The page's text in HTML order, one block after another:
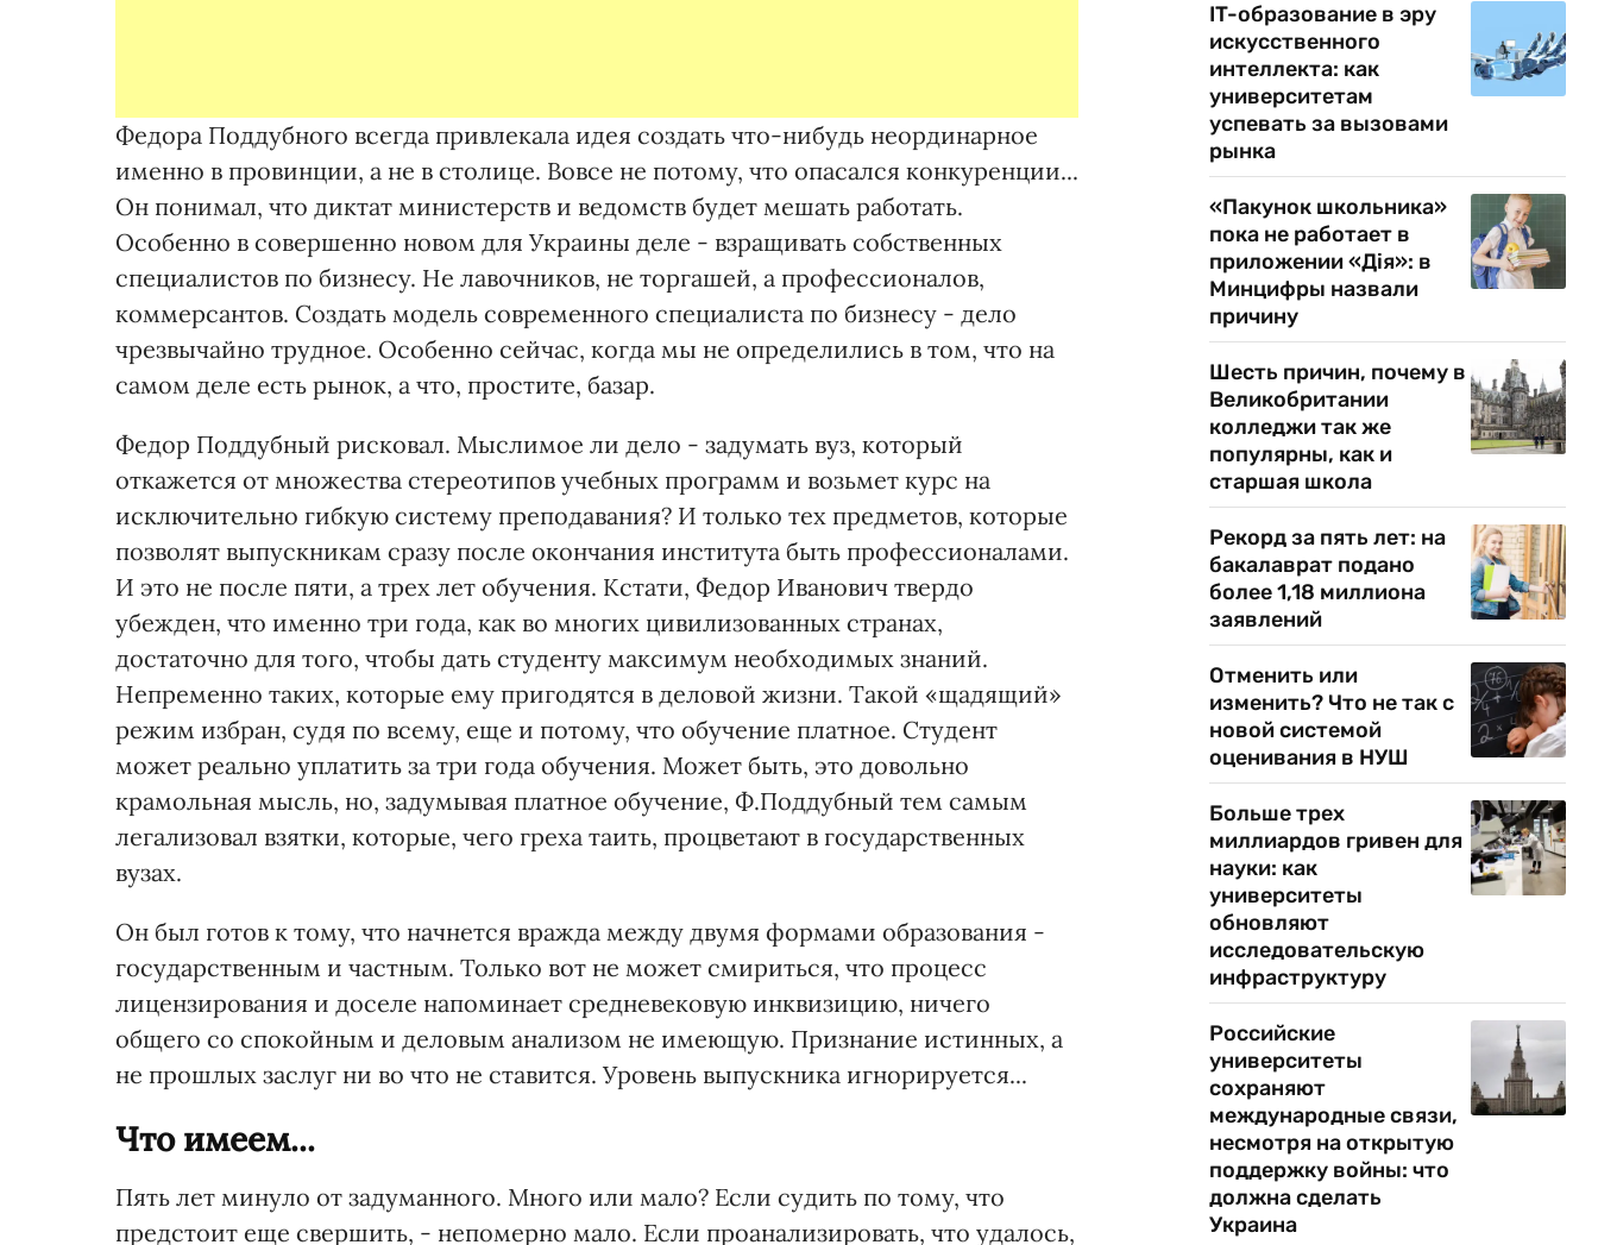
Федора Поддубного всегда привлекала идея создать что-нибудь неординарное
именно в провинции, а не в столице. Вовсе не потому, что опасался конкуренции...
Он понимал, что диктат министерств и ведомств будет мешать работать.
Особенно в совершенно новом для Украины деле - взращивать собственных
специалистов по бизнесу. Не лавочников, не торгашей, а профессионалов,
коммерсантов. Создать модель современного специалиста по бизнесу - дело
чрезвычайно трудное. Особенно сейчас, когда мы не определились в том, что на
самом деле есть рынок, а что, простите, базар.
Федор Поддубный рисковал. Мыслимое ли дело - задумать вуз, который
откажется от множества стереотипов учебных программ и возьмет курс на
исключительно гибкую систему преподавания? И только тех предметов, которые
позволят выпускникам сразу после окончания института быть профессионалами.
И это не после пяти, а трех лет обучения. Кстати, Федор Иванович твердо
убежден, что именно три года, как во многих цивилизованных странах,
достаточно для того, чтобы дать студенту максимум необходимых знаний.
Непременно таких, которые ему пригодятся в деловой жизни. Такой «щадящий»
режим избран, судя по всему, еще и потому, что обучение платное. Студент
может реально уплатить за три года обучения. Может быть, это довольно
крамольная мысль, но, задумывая платное обучение, Ф.Поддубный тем самым
легализовал взятки, которые, чего греха таить, процветают в государственных
вузах.
Он был готов к тому, что начнется вражда между двумя формами образования -
государственным и частным. Только вот не может смириться, что процесс
лицензирования и доселе напоминает средневековую инквизицию, ничего
общего со спокойным и деловым анализом не имеющую. Признание истинных, а
не прошлых заслуг ни во что не ставится. Уровень выпускника игнорируется...
Что имеем...
Пять лет минуло от задуманного. Много или мало? Если судить по тому, что
предстоит еще свершить, - непомерно мало. Если проанализировать, что удалось,
IT-образование в эру
искусственного
интеллекта: как
университетам
успевать за вызовами
рынка
«Пакунок школьника»
пока не работает в
приложении «Дія»: в
Минцифры назвали
причину
Шесть причин, почему в
Великобритании
колледжи так же
популярны, как и
старшая школа
Рекорд за пять лет: на
бакалаврат подано
более 1,18 миллиона
заявлений
Отменить или
изменить? Что не так с
новой системой
оценивания в НУШ
Больше трех
миллиардов гривен для
науки: как
университеты
обновляют
исследовательскую
инфраструктуру
Российские
университеты
сохраняют
международные связи,
несмотря на открытую
поддержку войны: что
должна сделать
Украина